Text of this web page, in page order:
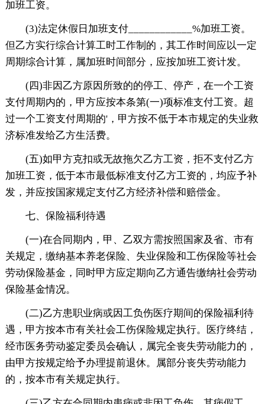
加班工资。
(3)法定休假日加班支付____________%加班工资。
但乙方实行综合计算工时工作制的，其工作时间应以一定
周期综合计算，属加班时间部分，应按加班工资计发。
(四)非因乙方原因所致的的停工、停产，在一个工资
支付周期内的，甲方应按本条第(一)项标准支付工资。超
过一个工资支付周期的'，甲方按不低于本市规定的失业救
济标准发给乙方生活费。
(五)如甲方克扣或无故拖欠乙方工资，拒不支付乙方
加班工资，低于本市最低标准支付乙方工资的，均应予补
发，并应按国家规定支付乙方经济补偿和赔偿金。
七、保险福利待遇
(一)在合同期内，甲、乙双方需按照国家及省、市有
关规定，缴纳基本养老保险、失业保险和工伤保险等社会
劳动保险基金，同时甲方应定期向乙方通告缴纳社会劳动
保险基金情况。
(二)乙方患职业病或因工负伤医疗期间的保险福利待
遇，甲方按本市有关社会工伤保险规定执行。医疗终结，
经市医务劳动鉴定委员会确认，属完全丧失劳动能力的，
由甲方按规定给予办理提前退休。属部分丧失劳动能力
的，按本市有关规定执行。